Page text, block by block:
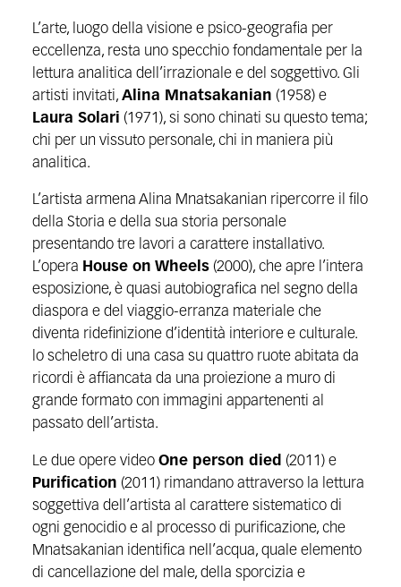
L’arte, luogo della visione e psico-geografia per
eccellenza, resta uno specchio fondamentale per la
lettura analitica dell’irrazionale e del soggettivo. Gli
artisti invitati, Alina Mnatsakanian (1958) e
Laura Solari (1971), si sono chinati su questo tema;
chi per un vissuto personale, chi in maniera più
analitica.
L’artista armena Alina Mnatsakanian ripercorre il filo
della Storia e della sua storia personale
presentando tre lavori a carattere installativo.
L’opera House on Wheels(2000), che apre l’intera
esposizione, è quasi autobiografica nel segno della
diaspora e del viaggio-erranza materiale che
diventa ridefinizione d’identità interiore e culturale.
lo scheletro di una casa su quattro ruote abitata da
ricordi è affiancata da una proiezione a muro di
grande formato con immagini appartenenti al
passato dell’artista.
Le due opere video One person died (2011) e
Purification (2011) rimandano attraverso la lettura
soggettiva dell’artista al carattere sistematico di
ogni genocidio e al processo di purificazione, che
Mnatsakanian identifica nell’acqua, quale elemento
di cancellazione del male, della sporcizia e